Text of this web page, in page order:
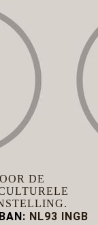
DE
NL93 INGB